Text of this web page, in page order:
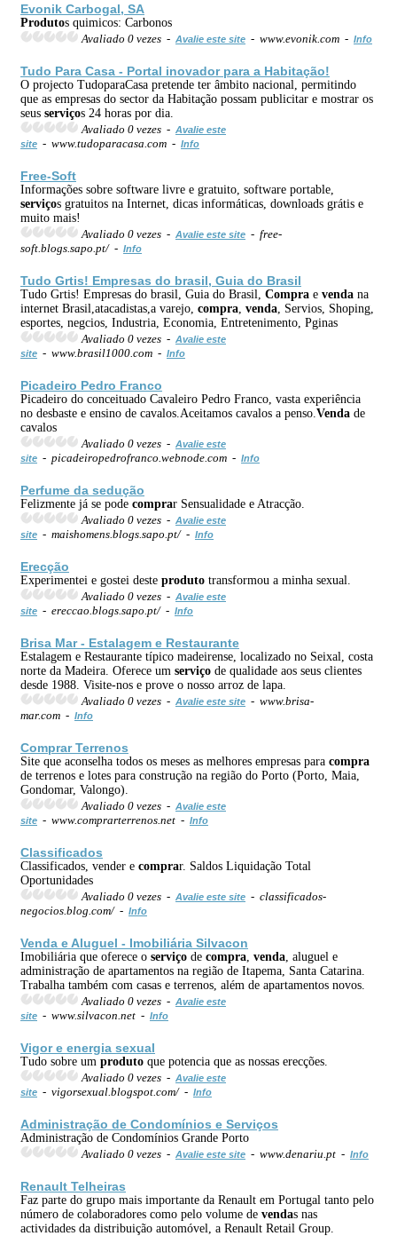
Evonik Carbogal, SA
Produtos quimicos: Carbonos
Avaliado 0 vezes - Avalie este site - www.evonik.com - Info
Tudo Para Casa - Portal inovador para a Habitação!
O projecto TudoparaCasa pretende ter âmbito nacional, permitindo
que as empresas do sector da Habitação possam publicitar e mostrar os
seus serviços 24 horas por dia.
Avaliado 0 vezes - Avalie este
site - www.tudoparacasa.com - Info
Free-Soft
Informações sobre software livre e gratuito, software portable,
serviços gratuitos na Internet, dicas informáticas, downloads grátis e
muito mais!
Avaliado 0 vezes - Avalie este site - free-
soft.blogs.sapo.pt/ - Info
Tudo Grtis! Empresas do brasil, Guia do Brasil
Tudo Grtis! Empresas do brasil, Guia do Brasil, Compra e venda na
internet Brasil,atacadistas,a varejo, compra venda , Servios, Shoping,
esportes, negcios, Industria, Economia, Entretenimento, Pginas
Avaliado 0 vezes - Avalie este
site - www.brasil1000.com - Info
Picadeiro Pedro Franco
Picadeiro do conceituado Cavaleiro Pedro Franco, vasta experiência
no desbaste e ensino de cavalos.Aceitamos cavalos a penso. Venda de
cavalos
Avaliado 0 vezes - Avalie este
site - picadeiropedrofranco.webnode.com - Info
Perfume da sedução
Felizmente já se pode comprar Sensualidade e Atracção.
Avaliado 0 vezes - Avalie este
site - maishomens.blogs.sapo.pt/ - Info
Erecção
Experimentei e gostei deste produto transformou a minha sexual.
Avaliado 0 vezes - Avalie este
site - ereccao.blogs.sapo.pt/ - Info
Brisa Mar - Estalagem e Restaurante
Estalagem e Restaurante típico madeirense, localizado no Seixal, costa
norte da Madeira. Oferece um serviço de qualidade aos seus clientes
desde 1988. Visite-nos e prove o nosso arroz de lapa.
Avaliado 0 vezes - Avalie este site - www.brisa-
mar.com - Info
Comprar Terrenos
Site que aconselha todos os meses as melhores empresas para compra
de terrenos e lotes para construção na região do Porto (Porto, Maia,
Gondomar, Valongo).
Avaliado 0 vezes - Avalie este
site - www.comprarterrenos.net - Info
Classificados
Classificados, vender e comprar. Saldos Liquidação Total
Oportunidades
Avaliado 0 vezes - Avalie este site - classificados-
negocios.blog.com/ - Info
Venda e Aluguel - Imobiliária Silvacon
Imobiliária que oferece o serviço de compra venda , aluguel e
administração de apartamentos na região de Itapema, Santa Catarina.
Trabalha também com casas e terrenos, além de apartamentos novos.
Avaliado 0 vezes - Avalie este
site - www.silvacon.net - Info
Vigor e energia sexual
Tudo sobre um produto que potencia que as nossas erecções.
Avaliado 0 vezes - Avalie este
site - vigorsexual.blogspot.com/ - Info
Administração de Condomínios e Serviços
Administração de Condomínios Grande Porto
Avaliado 0 vezes - Avalie este site - www.denariu.pt - Info
Renault Telheiras
Faz parte do grupo mais importante da Renault em Portugal tanto pelo
número de colaboradores como pelo volume de vendas nas
actividades da distribuição automóvel, a Renault Retail Group.